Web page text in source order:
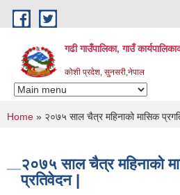
Skip to main content
गढी गाउँपालिका, गाउँ
कोशी प्रदेश, सुनसरी,नेपाल
You are here
Home » २०७५ साल चैत्र महिनाको मासिक
२०७५ साल चैत्र महिनाको
प्रतिवेदन |